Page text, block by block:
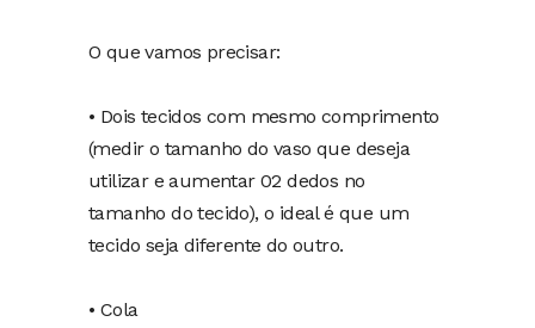
O que vamos precisar:
• Dois tecidos com mesmo comprimento
(medir o tamanho do vaso que deseja
utilizar e aumentar 02 dedos no
tamanho do tecido), o ideal é que um
tecido seja diferente do outro.
• Cola